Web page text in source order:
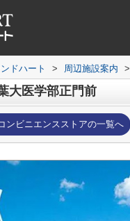
ドハート > 周辺施設案内 >
大医学部正門前
ンビニエンスストアの一覧へ